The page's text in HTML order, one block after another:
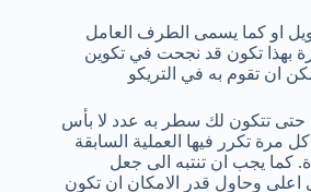
او كما يسمى الطرف العامل
بهذا تكون قد نجحت في تكوين
ان تقوم به في التريكو
حتى تتكون لك سطر به عدد لا بأس
مرة تكرر فيها العملية السابقة
كما يجب ان تنتبه الى جعل
اعلى وحاول قدر الامكان ان تكون